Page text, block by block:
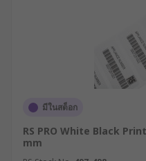
อย่างยิ่งเมื่อเกิดปัญห
ประสิทธิภาพใน
กระ
อม้วนออกแบบมาเพื่อ
ฉลากและเครื่องติดฉ
"สติ๊กเกอร์ม้วนใหญ่"
เปลี่ยนม้วนวัสดุในสา
กระบวนการทำงานต่อ
มีในสต็อก
RS PRO White Black
mm